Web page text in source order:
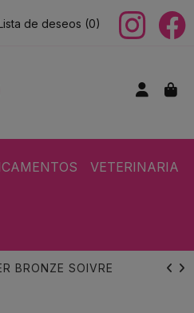
de deseos (0)
VETERINARIA
BRONZE SOIVRE